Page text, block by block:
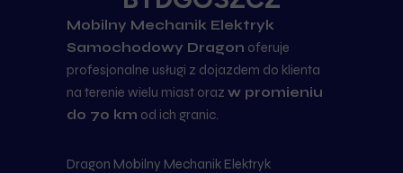
Mobilny Mechanik Elektryk
Samochodowy Dragon oferuje
profesjonalne usługi z dojazdem do klienta
na terenie wielu miast oraz w promieniu
do 70 km od ich granic.
Dragon Mobilny Mechanik Elektryk